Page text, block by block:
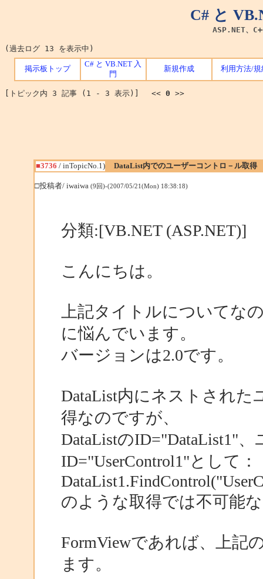
C# と
ASP.NET、
(過去ログ 13 を表示中)
掲示板トップ
C# と VB.NET 入
門
新規作成 利用方法/規
[トピック内 3 記事 (1 - 3 表示)] << 0 >>
■3736 / inTopicNo.1) DataList内でのユーザーコントロ－ル取得
□投稿者/ iwaiwa (9回)-(2007/05/21(Mon) 18:38:18)
分類:[VB.NET (ASP.NET)]
こんにちは。
上記タイトルについてな
に悩んでいます。
バージョンは2.0です。
DataList内にネストされた
得なのですが、
DataListのID="DataList1"
ID="UserControl1"として：
のような取得では不可能
FormViewであれば、上記
ます。